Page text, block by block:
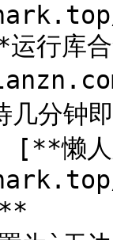
行库
分钟
[**懒